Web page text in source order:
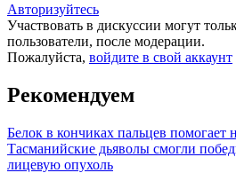
Авторизуйтесь
Участвовать в дискуссии могут
пользователи, после модерации.
Пожалуйста, войдите в свой аккаунт
Рекомендуем
Белок в кончиках пальцев помогает
Тасманийские дьяволы смогли
лицевую опухоль